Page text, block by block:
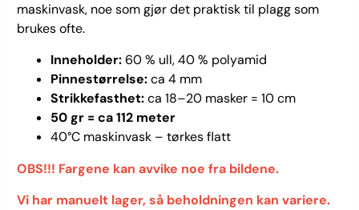
maskinvask, noe som gjør det praktisk til plagg som
brukes ofte.
Inneholder:60 % ull, 40 % polyamid
Pinnestørrelse:ca 4 mm
Strikkefasthet:ca 18–20 masker = 10 cm
50 gr = ca 112 meter
40°C maskinvask – tørkes flatt
OBS!!! Fargene kan avvike noe fra bildene.
Vi har manuelt lager, så beholdningen kan variere.